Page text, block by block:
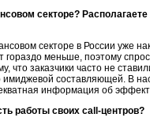
секторе?
секторе в России уже
меньше, поэтому
что заказчики часто не
составляющей. В
информация об
работы своих call-центров?